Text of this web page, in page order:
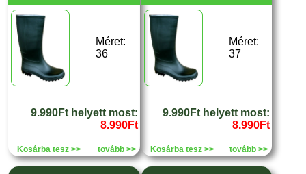
Méret:
36
9.990Ft helyett most:
8.990Ft
Kosárba tesz >> tovább >>
Méret:
37
9.990Ft helyett most:
8.990Ft
Kosárba tesz >> tovább >>